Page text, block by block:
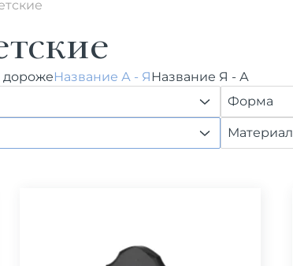
дорожеНазвание А - Я Название Я - А
Форма
Материал